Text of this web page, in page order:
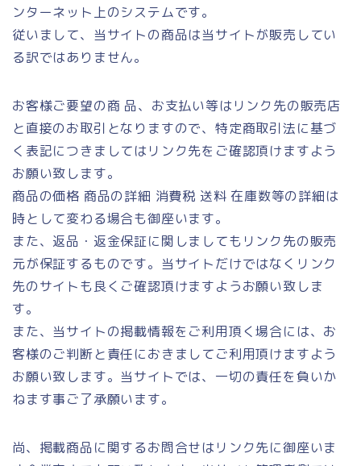
ンターネット上のシステムです。
従いまして、当サイトの商品は当サイトが販売してい
る訳ではありません。
お客様ご要望の商 品、お支払い等はリンク先の販売店
と直接のお取引となりますので、特定商取引法に基づ
く表記につきましてはリンク先をご確認頂けますよう
お願い致します。
商品の価格 商品の詳細 消費税 送料 在庫数等の詳細は
時として変わる場合も御座います。
また、返品・返金保証に関しましてもリンク先の販売
元が保証するものです。当サイトだけではなくリンク
先のサイトも良くご確認頂けますようお願い致しま
す。
また、当サイトの掲載情報をご利用頂く場合には、お
客様のご判断と責任におきましてご利用頂けますよう
お願い致します。当サイトでは、一切の責任を負いか
ねます事ご了承願います。
尚、掲載商品に関するお問合せはリンク先に御座いま